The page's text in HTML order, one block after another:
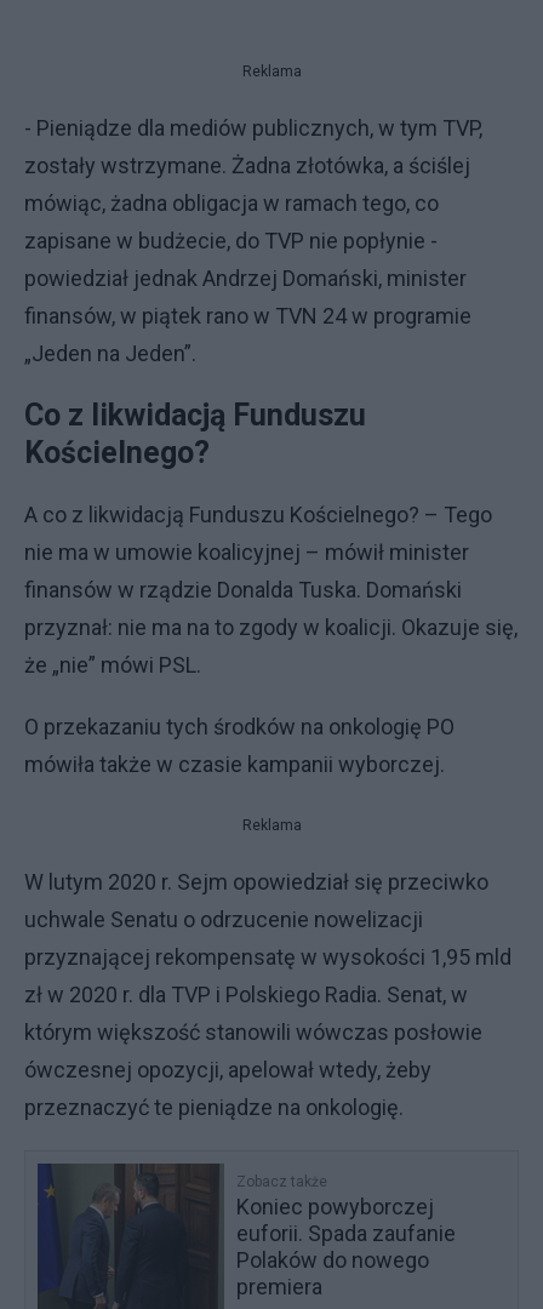
Reklama
- Pieniądze dla mediów publicznych, w tym TVP,
zostały wstrzymane. Żadna złotówka, a ściślej
mówiąc, żadna obligacja w ramach tego, co
zapisane w budżecie, do TVP nie popłynie -
powiedział jednak Andrzej Domański, minister
finansów, w piątek rano w TVN 24 w programie
„Jeden na Jeden”.
Co z likwidacją Funduszu
Kościelnego?
A co z likwidacją Funduszu Kościelnego? – Tego
nie ma w umowie koalicyjnej – mówił minister
finansów w rządzie Donalda Tuska. Domański
przyznał: nie ma na to zgody w koalicji. Okazuje się,
że „nie” mówi PSL.
O przekazaniu tych środków na onkologię PO
mówiła także w czasie kampanii wyborczej.
Reklama
W lutym 2020 r. Sejm opowiedział się przeciwko
uchwale Senatu o odrzucenie nowelizacji
przyznającej rekompensatę w wysokości 1,95 mld
zł w 2020 r. dla TVP i Polskiego Radia. Senat, w
którym większość stanowili wówczas posłowie
ówczesnej opozycji, apelował wtedy, żeby
przeznaczyć te pieniądze na onkologię.
Zobacz także
Koniec powyborczej
euforii. Spada zaufanie
Polaków do nowego
premiera